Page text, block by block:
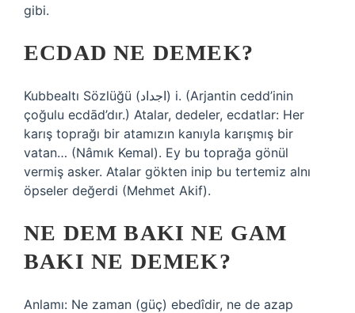
gibi.
ECDAD NE DEMEK?
Kubbealtı Sözlüğü (ﺍﺟﺪﺍﺩ) i. (Arjantin cedd’inin
çoğulu ecdād’dır.) Atalar, dedeler, ecdatlar: Her
karış toprağı bir atamızın kanıyla karışmış bir
vatan… (Nâmık Kemal). Ey bu toprağa gönül
vermiş asker. Atalar gökten inip bu tertemiz alnı
öpseler değerdi (Mehmet Akif).
NE DEM BAKI NE GAM
BAKI NE DEMEK?
Anlamı: Ne zaman (güç) ebedîdir, ne de azap